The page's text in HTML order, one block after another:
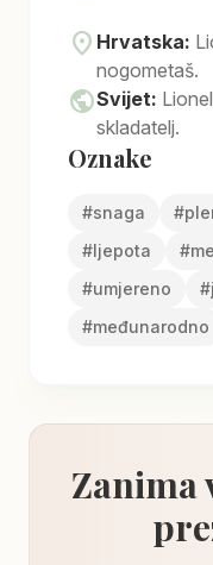
location_on Hrvatska:
nogometaš.
publicSvijet:
skladatelj.
Oznake
#snaga #
#ljepota #
#umjereno #
#međunarodno
Zanima